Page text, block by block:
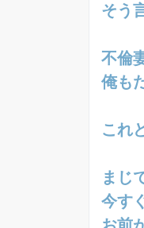
そう
不倫
俺も
これ
まじ
今す